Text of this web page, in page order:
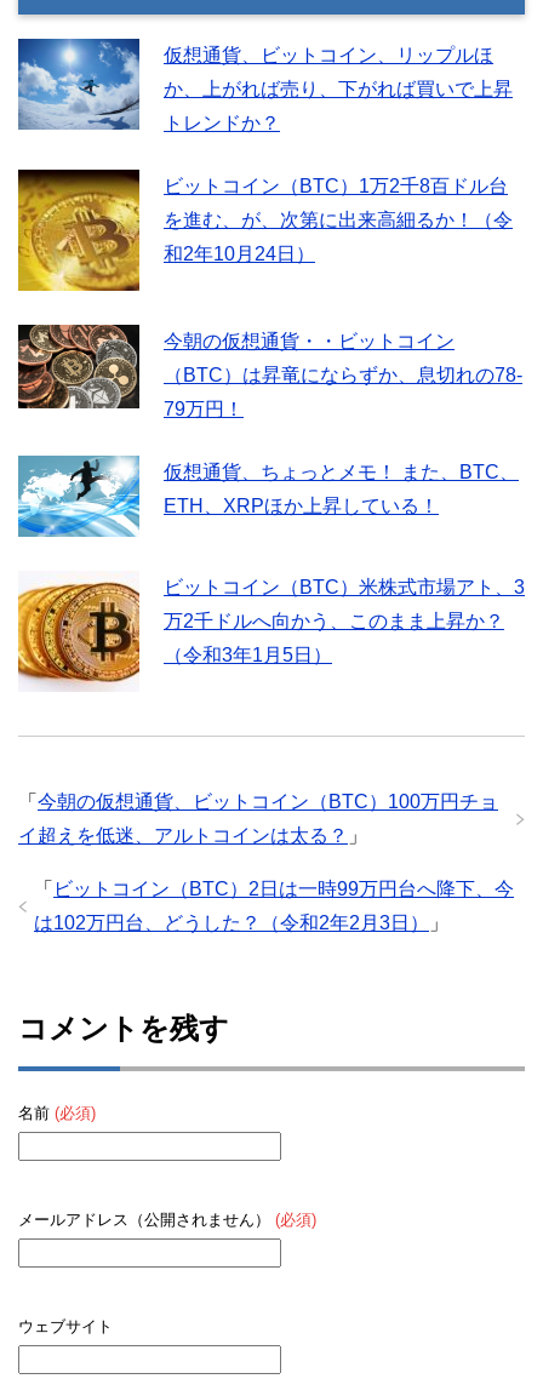
仮想通貨、ビットコイン、リップルほ
か、上がれば売り、下がれば買いで上昇
トレンドか？
ビットコイン（BTC）1万2千8百ドル台
を進む、が、次第に出来高細るか！（令
和2年10月24日）
今朝の仮想通貨・・ビットコイン
（BTC）は昇竜にならずか、息切れの78-
79万円！
仮想通貨、ちょっとメモ！ また、BTC、
ETH、XRPほか上昇している！
ビットコイン（BTC）米株式市場アト、3
万2千ドルへ向かう、このまま上昇か？
（令和3年1月5日）
「 今朝の仮想通貨、ビットコイン（BTC）100万円チョ
イ超えを低迷、アルトコインは太る？ 」
「 ビットコイン（BTC）2日は一時99万円台へ降下、今
は102万円台、どうした？（令和2年2月3日）
」
コメントを残す
名前 (必須)
メールアドレス（公開されません） (必須)
ウェブサイト